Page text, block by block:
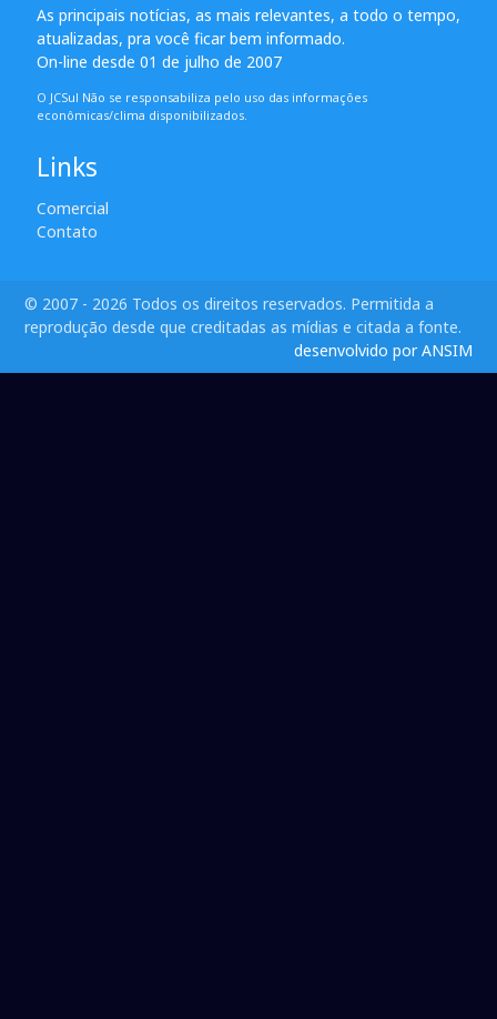
As principais notícias, as mais relevantes, a todo o tempo,
atualizadas, pra você ficar bem informado.
On-line desde 01 de julho de 2007
O JCSul Não se responsabiliza pelo uso das informações
econômicas/clima disponibilizados.
Links
Comercial
Contato
© 2007 - 2026 Todos os direitos reservados. Permitida a
reprodução desde que creditadas as mídias e citada a fonte.
desenvolvido por ANSIM